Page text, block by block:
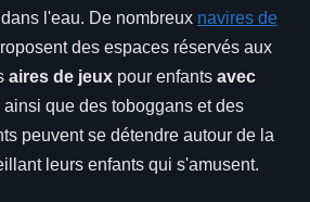
l'eau. De nombreux navires de
des espaces réservés aux
aires de jeux pour enfants avec
ainsi que des toboggans et des
peuvent se détendre autour de la
leurs enfants qui s'amusent.